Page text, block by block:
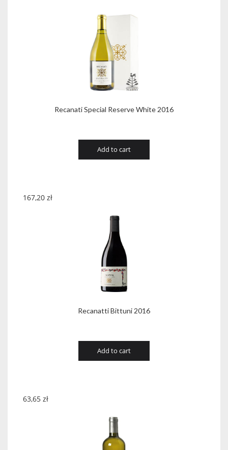
Recanati Special Reserve White 2016
Add to cart
Recanatti Bittuni 2016
167,20 zł
Add to cart
63,65 zł